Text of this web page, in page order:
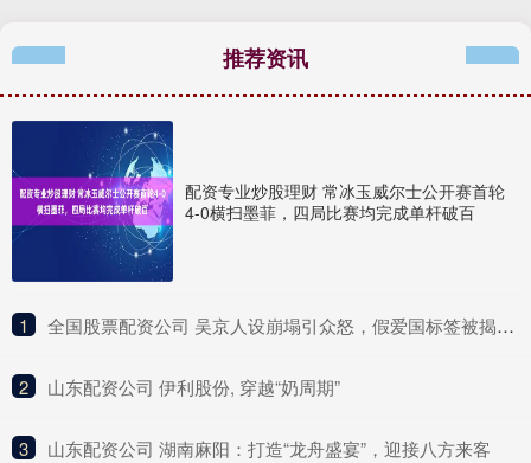
推荐资讯
配资专业炒股理财 常冰玉威尔士公开赛首轮
4-0横扫墨菲，四局比赛均完成单杆破百
1 ​全国股票配资公司 吴京人设崩塌引众怒，假爱国标签被揭，昔日硬汉形象成笑柄
2 ​山东配资公司 伊利股份, 穿越“奶周期”
3 ​山东配资公司 湖南麻阳：打造“龙舟盛宴”，迎接八方来客